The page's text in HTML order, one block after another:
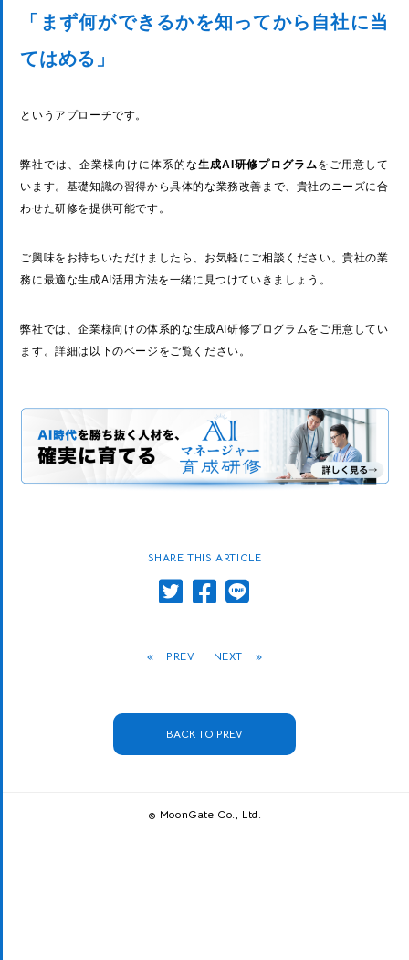
「まず何ができるかを知ってから自社に当
てはめる」
というアプローチです。
弊社では、企業様向けに体系的な生成AI研修プログラムをご用意して
います。基礎知識の習得から具体的な業務改善まで、貴社のニーズに合
わせた研修を提供可能です。
ご興味をお持ちいただけましたら、お気軽にご相談ください。貴社の業
務に最適な生成AI活用方法を一緒に見つけていきましょう。
弊社では、企業様向けの体系的な生成AI研修プログラムをご用意してい
ます。詳細は以下のページをご覧ください。
SHARE THIS ARTICLE
« PREV NEXT »
BACK TO PREV
© MoonGate Co., Ltd.